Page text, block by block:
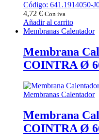
Código: 641.1914050-
4,72 € Con iva
Añadir al carrito
Membranas Calentador
Membrana
COINTRA Ø
Membranas Calentador
Membrana
COINTRA Ø